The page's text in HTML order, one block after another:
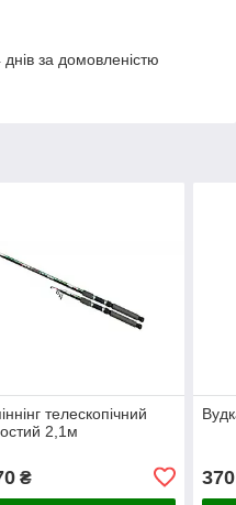
за домовленістю
телескопічний
2,1м
₴ 370